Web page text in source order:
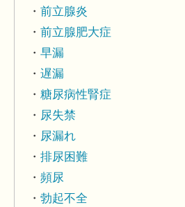
前立腺炎
前立腺肥大症
早漏
遅漏
糖尿病性腎症
尿失禁
尿漏れ
排尿困難
頻尿
勃起不全